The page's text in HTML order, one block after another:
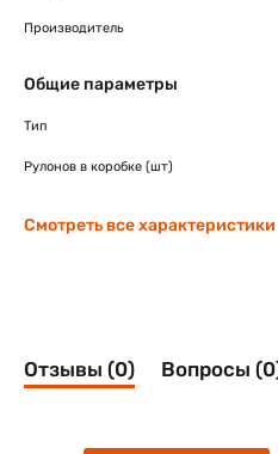
Производитель
Общие параметры
Тип
Рулонов в коробке (шт)
Смотреть все характеристики
Отзывы (0) Вопросы